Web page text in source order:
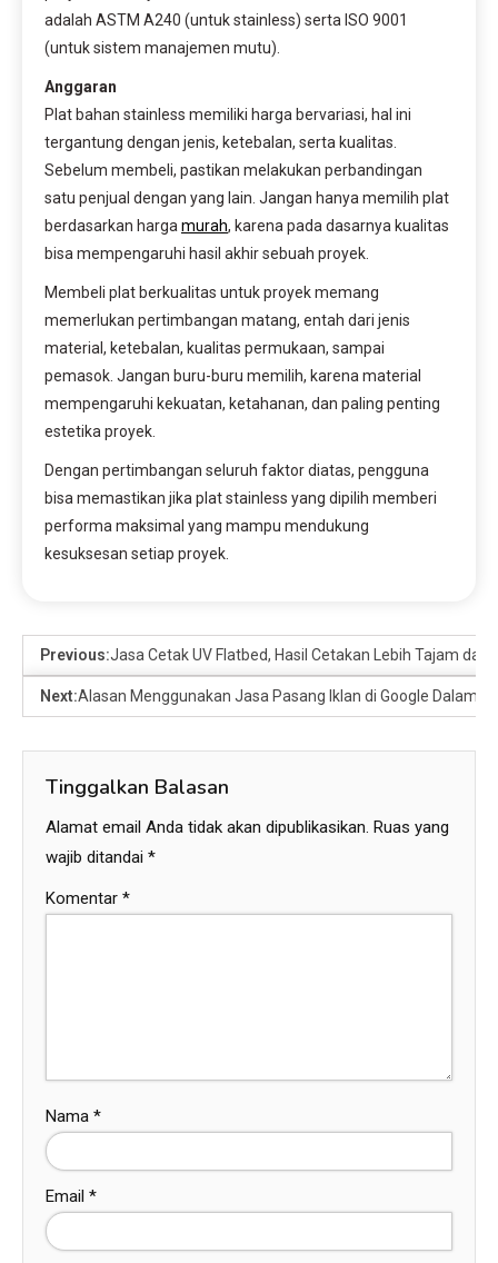
adalah ASTM A240 (untuk stainless) serta ISO 9001
(untuk sistem manajemen mutu).
Anggaran
Plat bahan stainless memiliki harga bervariasi, hal ini
tergantung dengan jenis, ketebalan, serta kualitas.
Sebelum membeli, pastikan melakukan perbandingan
satu penjual dengan yang lain. Jangan hanya memilih plat
berdasarkan hargamurah, karena pada dasarnya kualitas
bisa mempengaruhi hasil akhir sebuah proyek.
Membeli plat berkualitas untuk proyek memang
memerlukan pertimbangan matang, entah dari jenis
material, ketebalan, kualitas permukaan, sampai
pemasok. Jangan buru-buru memilih, karena material
mempengaruhi kekuatan, ketahanan, dan paling penting
estetika proyek.
Dengan pertimbangan seluruh faktor diatas, pengguna
bisa memastikan jika plat stainless yang dipilih memberi
performa maksimal yang mampu mendukung
kesuksesan setiap proyek.
Previous:Jasa Cetak UV Flatbed, Hasil Cetakan Lebih Tajam dan
Next:Alasan Menggunakan Jasa Pasang Iklan di Google Dalam
Tinggalkan Balasan
Alamat email Anda tidak akan dipublikasikan. Ruas yang
wajib ditandai *
Komentar *
Nama *
Email *